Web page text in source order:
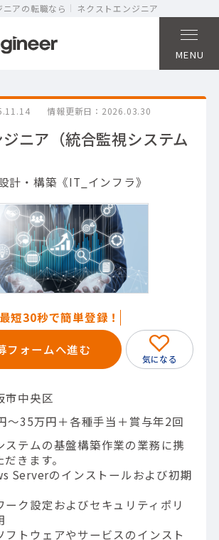
アの転職なら ネクストエンジニア
MENU
情報更新日 2026.03.30
ニア（統合監視システム
計・構築《IT_インフラ》
最短30秒で簡単登録！
フォームへ進む
市中央区
～35万円＋各種手当＋賞与年2回
ステムの基盤構築作業の業務に携
きます。
Serverのインストールおよび初期
ーク設定およびセキュリティポリ
フトウェアやサービスのインスト